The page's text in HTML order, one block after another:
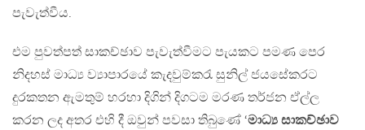
පැවැත්වීය.
එම පුවත්පත් සාකච්ඡාව පැවැත්වීමට පැයකට පමණ පෙර
නිදහස් මාධ්‍ය ව්‍යාපාරයේ කැදවුම්කරැ සුනිල් ජයසේකරට
දුරකතන ඇමතුම් හරහා දිගින් දිගටම මරණ තර්ජන ඒල්ල
කරන ලද අතර එහි දී ඔවුන් පවසා තිබුණේ ‘මාධ්‍ය සාකච්ඡාව